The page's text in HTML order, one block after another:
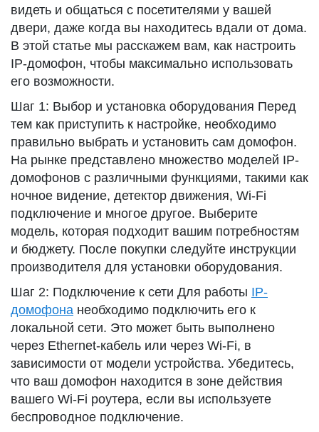
видеть и общаться с посетителями у вашей
двери, даже когда вы находитесь вдали от дома.
В этой статье мы расскажем вам, как настроить
IP-домофон, чтобы максимально использовать
его возможности.
Шаг 1: Выбор и установка оборудования Перед
тем как приступить к настройке, необходимо
правильно выбрать и установить сам домофон.
На рынке представлено множество моделей IP-
домофонов с различными функциями, такими как
ночное видение, детектор движения, Wi-Fi
подключение и многое другое. Выберите
модель, которая подходит вашим потребностям
и бюджету. После покупки следуйте инструкции
производителя для установки оборудования.
Шаг 2: Подключение к сети Для работы IP-
домофона необходимо подключить его к
локальной сети. Это может быть выполнено
через Ethernet-кабель или через Wi-Fi, в
зависимости от модели устройства. Убедитесь,
что ваш домофон находится в зоне действия
вашего Wi-Fi роутера, если вы используете
беспроводное подключение.